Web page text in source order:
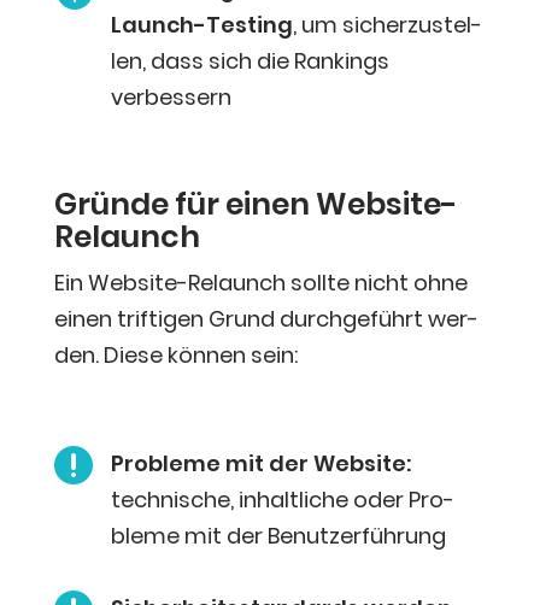
Launch-Test­ing, um sicher­zu­stel­
len, dass sich die Ran­kings
verbessern
Grün­de für einen Website-
Relaunch
Ein Web­site-Relaunch soll­te nicht ohne
einen trif­ti­gen Grund durch­ge­führt wer­
den. Die­se kön­nen sein:

Pro­ble­me mit der Web­site:
tech­ni­sche, inhalt­li­che oder Pro­
ble­me mit der Benutzerführung